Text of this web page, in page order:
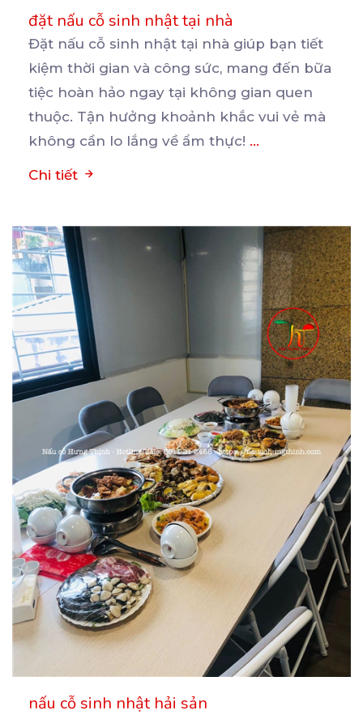
đặt nấu cỗ sinh nhật tại nhà
Đặt nấu cỗ sinh nhật tại nhà giúp bạn tiết
kiệm thời gian và công sức, mang đến bữa
tiệc hoàn hảo ngay tại không gian quen
thuộc. Tận hưởng khoảnh khắc vui vẻ mà
không cần lo lắng về ẩm thực! ...
Chi tiết
nấu cỗ sinh nhật hải sản